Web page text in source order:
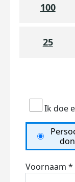
100
25
Ik doe
Voornaam *